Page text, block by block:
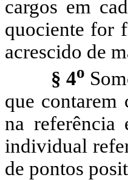
cargos em
quociente for
acrescido de
§ 4o
que contarem
na referência
individual
de pontos